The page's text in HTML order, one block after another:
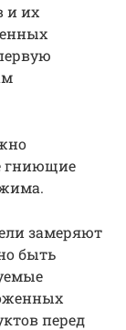
и их
гниющие
замеряют
быть
перед